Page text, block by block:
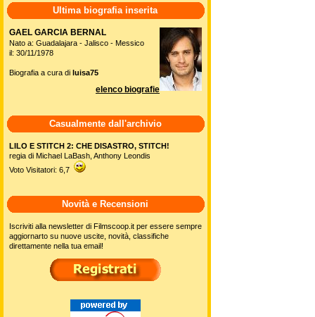
Ultima biografia inserita
GAEL GARCIA BERNAL
Nato a: Guadalajara - Jalisco - Messico
il: 30/11/1978
Biografia a cura di luisa75
elenco biografie
Casualmente dall'archivio
LILO E STITCH 2: CHE DISASTRO, STITCH!
regia di Michael LaBash, Anthony Leondis
Voto Visitatori: 6,7
Novità e Recensioni
Iscriviti alla newsletter di Filmscoop.it per essere sempre
aggiornarto su nuove uscite, novità, classifiche
direttamente nella tua email!